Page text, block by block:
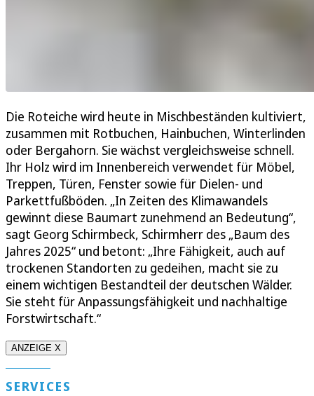
Die Roteiche wird heute in Mischbeständen kultiviert,
zusammen mit Rotbuchen, Hainbuchen, Winterlinden
oder Bergahorn. Sie wächst vergleichsweise schnell.
Ihr Holz wird im Innenbereich verwendet für Möbel,
Treppen, Türen, Fenster sowie für Dielen- und
Parkettfußböden. „In Zeiten des Klimawandels
gewinnt diese Baumart zunehmend an Bedeutung“,
sagt Georg Schirmbeck, Schirmherr des „Baum des
Jahres 2025“ und betont: „Ihre Fähigkeit, auch auf
trockenen Standorten zu gedeihen, macht sie zu
einem wichtigen Bestandteil der deutschen Wälder.
Sie steht für Anpassungsfähigkeit und nachhaltige
Forstwirtschaft.“
ANZEIGE X
SERVICES